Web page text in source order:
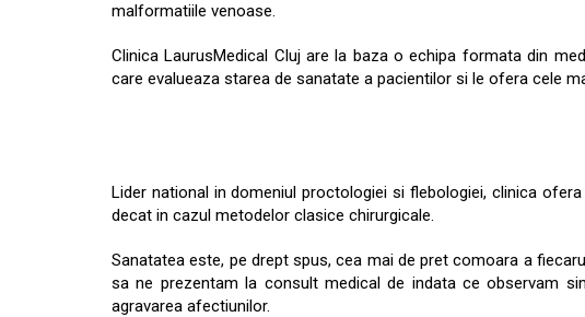
malformatiile venoase.
Clinica LaurusMedical Cluj are la baza o echipa formata din
care evalueaza starea de sanatate a pacientilor si le ofera cele
Lider national in domeniul proctologiei si flebologiei, clinica
decat in cazul metodelor clasice chirurgicale.
Sanatatea este, pe drept spus, cea mai de pret comoara a
sa ne prezentam la consult medical de indata ce observam
agravarea afectiunilor.